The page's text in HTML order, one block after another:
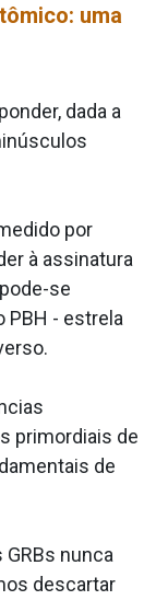
uma
dada a
por
à assinatura
se
PBH - estrela
primordiais de
de
nunca
descartar